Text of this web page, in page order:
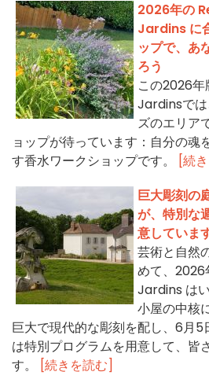
2026年の
Jardins に
ップで、あ
ろう
この2026
Jardinsでは
ズのエリア
ョップが待っています：自分の魂
す香水ワークショップです。
[続
巨大彫刻の
が、特別な
意していま
芸術と自然
めて、
Jardins は
小屋の中核
巨大で現代的な彫刻を配し、6月
は特別プログラムを用意して、皆
す。
[続きを読む]